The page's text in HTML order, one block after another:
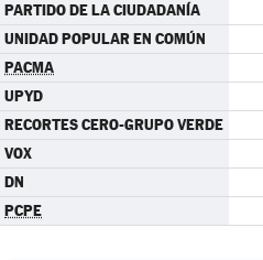
PARTIDO DE LA CIUDADANÍA
UNIDAD POPULAR EN COMÚN
PACMA
UPYD
RECORTES CERO-GRUPO VERDE
VOX
DN
PCPE